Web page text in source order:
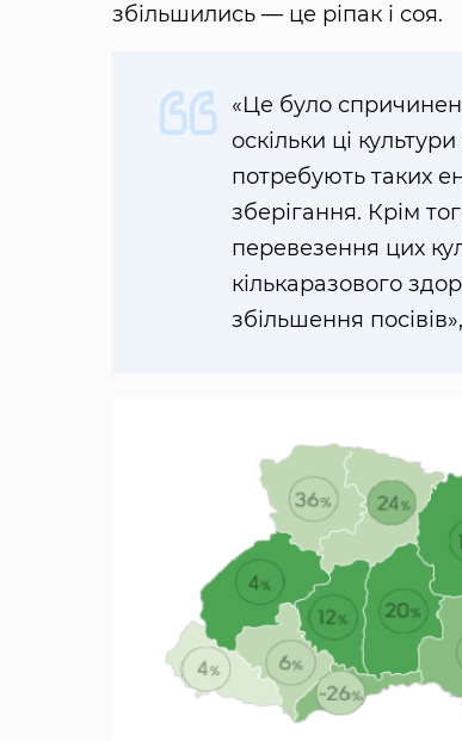
збільшились — це ріпак і соя.
«Це було
оскільки ці
потребують таких
зберігання. Крім
перевезення цих
кількаразового
збільшення